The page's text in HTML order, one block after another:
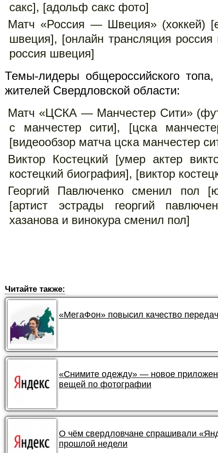
сакс], [адольф сакс фото]
Матч «Россия — Швеция» (хоккей)
швеция], [онлайн трансляция
россия швеция]
Темы-лидеры общероссийского
жителей Свердловской области:
Матч «ЦСКА — Манчестер Сити»
с манчестер сити], [цска
[видеообзор матча цска манчестер
Виктор Костецкий [умер актер
костецкий биография], [виктор
Георгий Павлюченко сменил пол
[артист эстрады георгий
хазанова и винокура сменил пол]
Читайте также:
«МегаФон» повысил качество
«Снимите одежду» — новое
вещей по фотографии
О чём свердловчане спрашивали
прошлой недели